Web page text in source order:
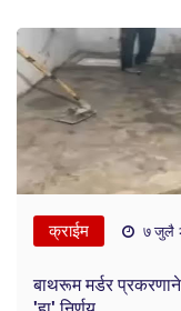
क्राईम ७ जुलै
बाथरूम मर्डर